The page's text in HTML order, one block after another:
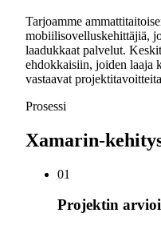
Tarjoamme
mobiilisovelluskehittäjiä,
laadukkaat palvelut.
ehdokkaisiin, joiden laaja
vastaavat
Prosessi
Xamarin-
01
Projektin